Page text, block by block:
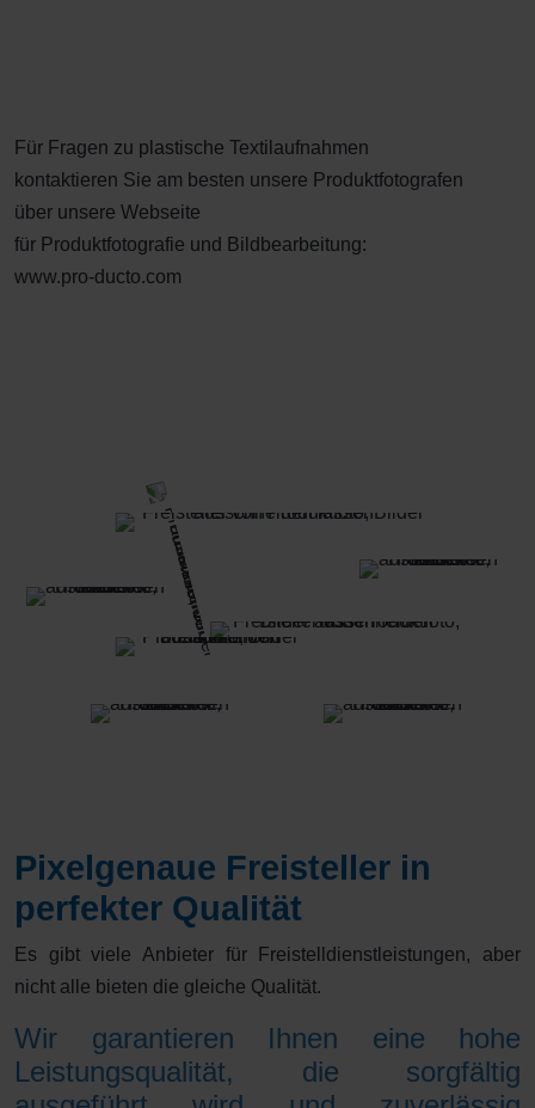
Für Fragen zu plastische Textilaufnahmen
kontaktieren Sie am besten unsere Produktfotografen
über unsere Webseite
für Produktfotografie und Bildbearbeitung:
www.pro-ducto.com
Pixelgenaue Freisteller in
perfekter Qualität
Es gibt viele Anbieter für Freistelldienstleistungen, aber
nicht alle bieten die gleiche Qualität.
Wir garantieren Ihnen eine hohe
Leistungsqualität, die sorgfältig